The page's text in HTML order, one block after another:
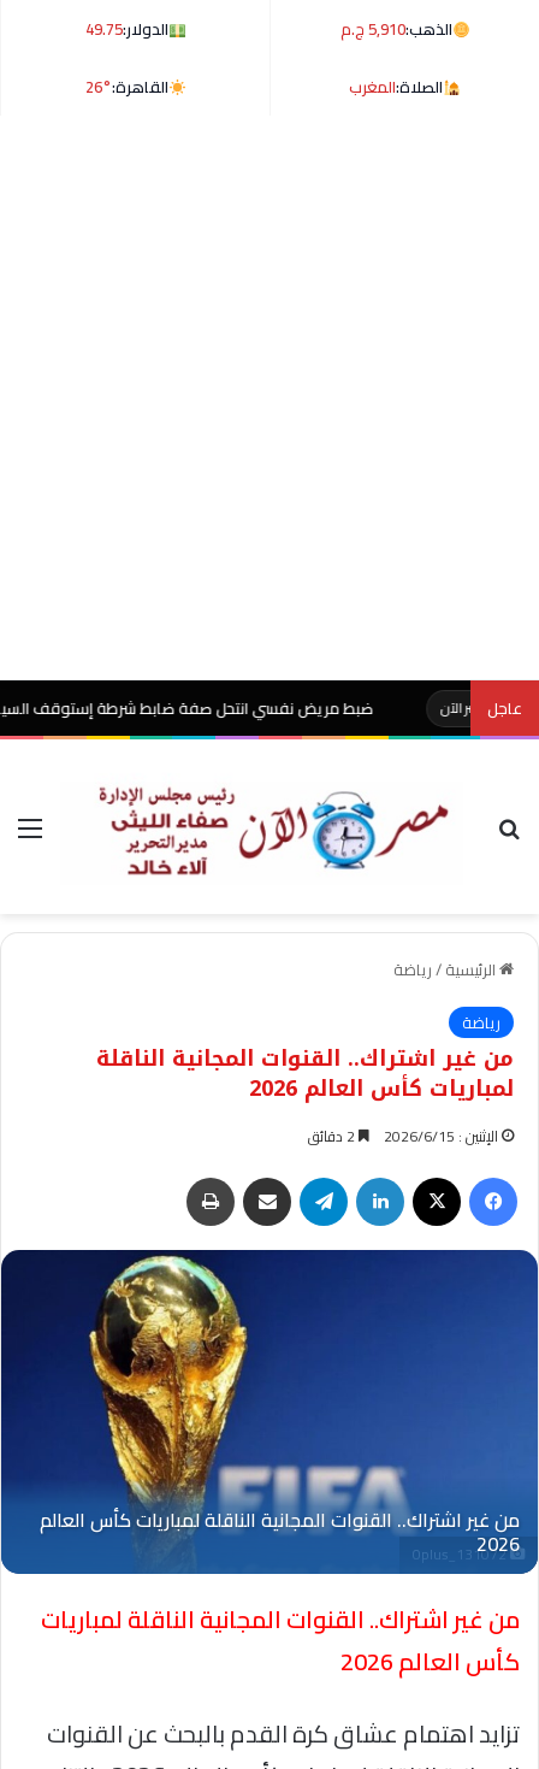
الذهب:5,910 ج.م الدولار:49.75
الصلاة:المغرب القاهرة:26°
عاجل ضبط مريض نفسي انتحل صفة ضابط شرطة إستوقف السيارات وفحص
بحث عن
الرئيسية/رياضة
رياضة
من غير اشتراك.. القنوات المجانية الناقلة
لمباريات كأس العالم 2026
الإثنين : 2026/6/15
فيسبوك لينكدإن تيلقرام مشاركة عبر البريد
Oplus_131072
من غير اشتراك.. القنوات المجانية الناقلة لمباريات
كأس العالم 2026
تزايد اهتمام عشاق كرة القدم بالبحث عن القنوات